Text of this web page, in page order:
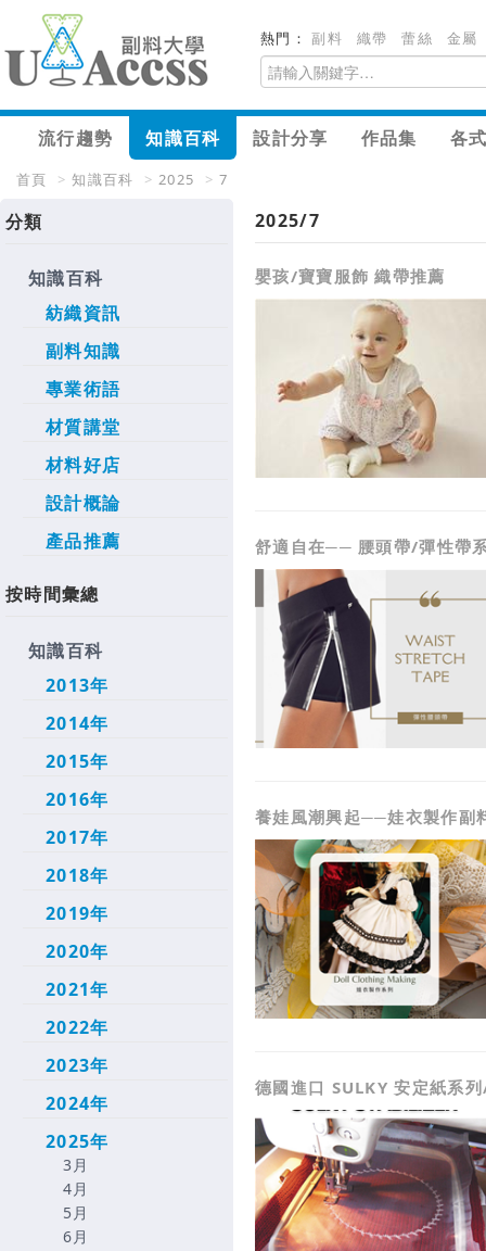
熱門：副料 織帶 蕾絲 金屬
流行趨勢 知識百科 設計分享 作品集 各
首頁 > 知識百科 > 2025 > 7
分類
知識百科
紡織資訊
副料知識
專業術語
材質講堂
材料好店
設計概論
產品推薦
按時間彙總
知識百科
2013年
2014年
2015年
2016年
2017年
2018年
2019年
2020年
2021年
2022年
2023年
2024年
2025年
3月
4月
5月
6月
2025/7
嬰孩/寶寶服飾 織帶推薦
舒適自在── 腰頭帶/彈性帶
養娃風潮興起──娃衣製作副
德國進口 SULKY 安定紙系